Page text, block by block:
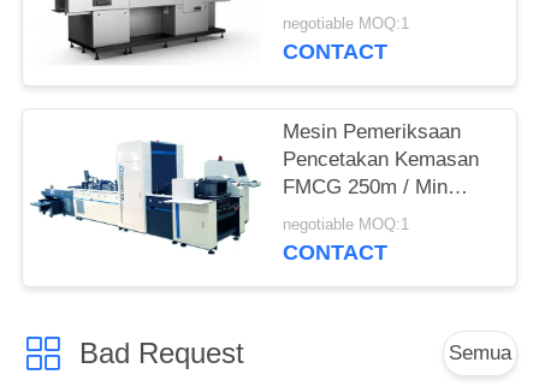
Kualitas Label Garmen
dengan Kecepatan
negotiable MOQ:1
CONTACT
Mesin Pemeriksaan
Pencetakan Kemasan
FMCG 250m / Min
Untuk Melipat Karton
negotiable MOQ:1
CONTACT
Bad Request Semua